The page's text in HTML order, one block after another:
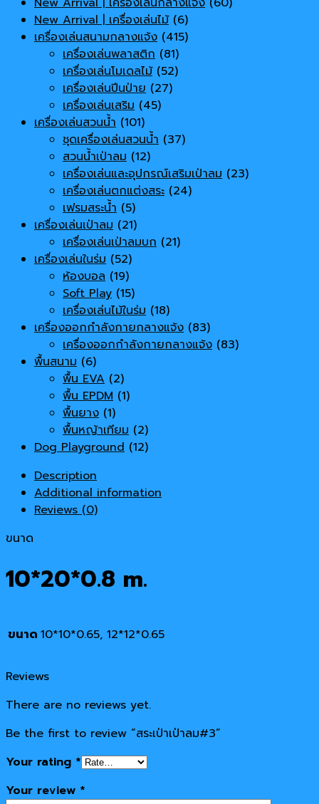
New Arrival | เครื่องเล่นไม้ (6)
เครื่องเล่นสนามกลางแจ้ง (415)
เครื่องเล่นพลาสติก (81)
เครื่องเล่นโมเดลไม้ (52)
เครื่องเล่นปีนป่าย (27)
เครื่องเล่นเสริม (45)
เครื่องเล่นสวนน้ำ (101)
ชุดเครื่องเล่นสวนน้ำ (37)
สวนน้ำเป่าลม (12)
เครื่องเล่นและอุปกรณ์เสริมเป่าลม (23)
เครื่องเล่นตกแต่งสระ (24)
เฟรมสระน้ำ (5)
เครื่องเล่นเป่าลม (21)
เครื่องเล่นเป่าลมบก (21)
เครื่องเล่นในร่ม (52)
ห้องบอล (19)
Soft Play (15)
เครื่องเล่นไม้ในร่ม (18)
เครื่องออกกำลังกายกลางแจ้ง (83)
เครื่องออกกำลังกายกลางแจ้ง (83)
พื้นสนาม (6)
พื้น EVA (2)
พื้น EPDM (1)
พื้นยาง (1)
พื้นหญ้าเทียม (2)
Dog Playground (12)
Description
Additional information
Reviews (0)
ขนาด
10*20*0.8 m.
ขนาด 10*10*0.65, 12*12*0.65
Reviews
There are no reviews yet.
Be the first to review “สระเป่าเป่าลม#3”
Your rating *
Your review *